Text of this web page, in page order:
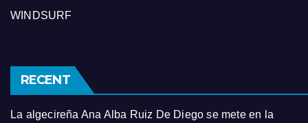
WINDSURF
RECENT
La algecireña Ana Alba Ruiz De Diego se mete en la